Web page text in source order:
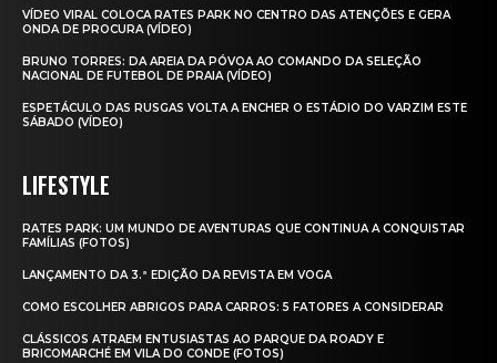
VÍDEO VIRAL COLOCA RATES PARK NO CENTRO DAS ATENÇÕES E GERA
ONDA DE PROCURA (VÍDEO)
BRUNO TORRES: DA AREIA DA PÓVOA AO COMANDO DA SELEÇÃO
NACIONAL DE FUTEBOL DE PRAIA (VÍDEO)
ESPETÁCULO DAS RUSGAS VOLTA A ENCHER O ESTÁDIO DO VARZIM ESTE
SÁBADO (VÍDEO)
LIFESTYLE
RATES PARK: UM MUNDO DE AVENTURAS QUE CONTINUA A CONQUISTAR
FAMÍLIAS (FOTOS)
LANÇAMENTO DA 3.ª EDIÇÃO DA REVISTA EM VOGA
COMO ESCOLHER ABRIGOS PARA CARROS: 5 FATORES A CONSIDERAR
CLÁSSICOS ATRAEM ENTUSIASTAS AO PARQUE DA ROADY E
BRICOMARCHÉ EM VILA DO CONDE (FOTOS)